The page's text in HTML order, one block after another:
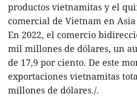
productos vietnamitas y el
comercial de Vietnam en
En 2022, el comercio
mil millones de dólares, un
de 17,9 por ciento. De este
exportaciones vietnamitas
millones de dólares./.